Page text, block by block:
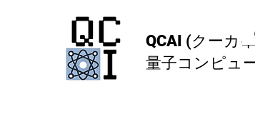
QCAI (クーカ
量子コンピュ